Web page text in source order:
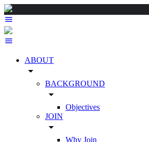
ABOUT
arrow_drop_down
BACKGROUND
arrow_drop_down
Objectives
JOIN
arrow_drop_down
Why Join